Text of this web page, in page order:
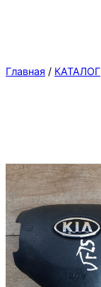
Главная / КАТАЛОГ